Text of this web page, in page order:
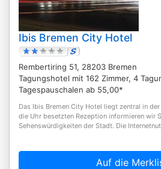
Ibis Bremen City Hotel
Rembertiring 51, 28203 Bremen
Tagungshotel mit 162 Zimmer, 4
Tagespauschalen ab 55,00*
Das Ibis Bremen City Hotel liegt zentral in
die Uhr besetzten Rezeption informieren wir
Sehenswürdigkeiten der Stadt. Die
Auf die